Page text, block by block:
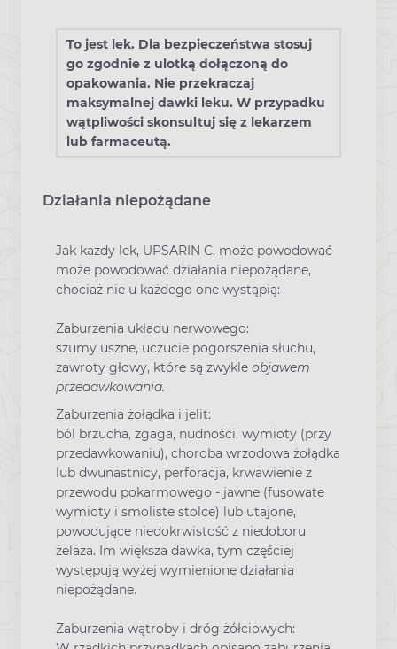
To jest lek. Dla bezpieczeństwa stosuj
go zgodnie z ulotką dołączoną do
opakowania. Nie przekraczaj
maksymalnej dawki leku. W przypadku
wątpliwości skonsultuj się z lekarzem
lub farmaceutą.
Działania niepożądane
Jak każdy lek, UPSARIN C, może powodować
może powodować działania niepożądane,
chociaż nie u każdego one wystąpią:
Zaburzenia układu nerwowego:
szumy uszne, uczucie pogorszenia słuchu,
zawroty głowy, które są zwykle objawem
przedawkowania.
Zaburzenia żołądka i jelit:
ból brzucha, zgaga, nudności, wymioty (przy
przedawkowaniu), choroba wrzodowa żołądka
lub dwunastnicy, perforacja, krwawienie z
przewodu pokarmowego - jawne (fusowate
wymioty i smoliste stolce) lub utajone,
powodujące niedokrwistość z niedoboru
żelaza. Im większa dawka, tym częściej
występują wyżej wymienione działania
niepożądane.
Zaburzenia wątroby i dróg żółciowych: